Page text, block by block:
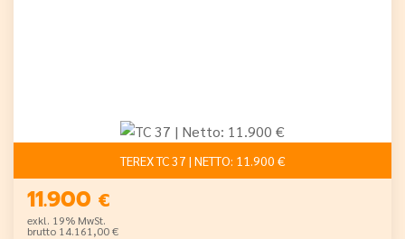
TEREX TC 37 | NETTO: 11.900 €
11.900 €
exkl. 19% MwSt.
brutto 14.161,00 €